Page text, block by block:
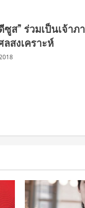
ส” ร่วมเป็นเจ้า
สงเคราะห์